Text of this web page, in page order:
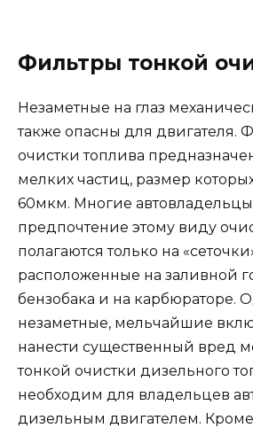
Фильтры тонкой
Незаметные на глаз
также опасны для двигателя.
очистки топлива
мелких частиц, размер
60мкм. Многие
предпочтение этому виду
полагаются только на
расположенные на заливной
бензобака и на карбюраторе.
незаметные, мельчайшие
нанести существенный вред
тонкой очистки дизельного
необходим для владельцев
дизельным двигателем. Кроме